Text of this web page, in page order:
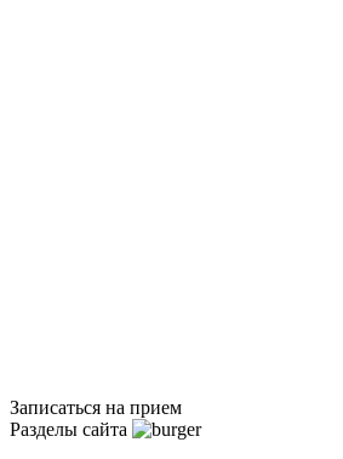
Записаться на прием
Разделы сайта